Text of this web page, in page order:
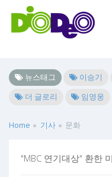
뉴스태그 이승기
더 글로리
임영웅
Home 기사 문화
"MBC 연기대상" 환한